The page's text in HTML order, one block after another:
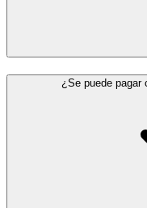
¿Se puede pagar